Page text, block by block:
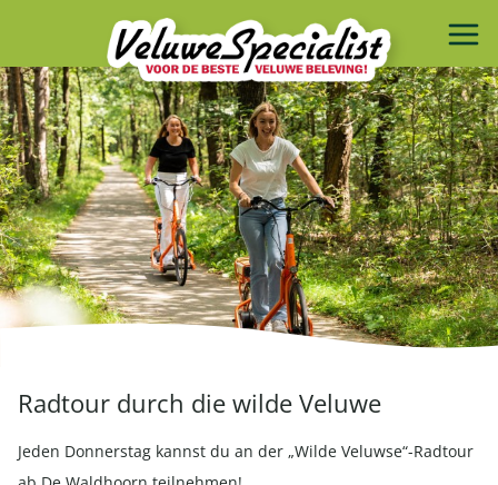
Radtour durch die wilde Veluwe
Jeden Donnerstag kannst du an der „Wilde Veluwse“-Radtour